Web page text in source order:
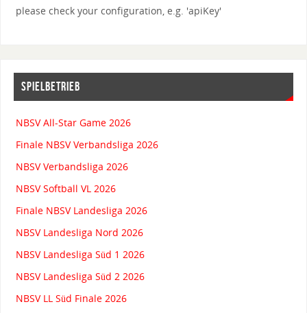
please check your configuration, e.g. 'apiKey'
SPIELBETRIEB
NBSV All-Star Game 2026
Finale NBSV Verbandsliga 2026
NBSV Verbandsliga 2026
NBSV Softball VL 2026
Finale NBSV Landesliga 2026
NBSV Landesliga Nord 2026
NBSV Landesliga Süd 1 2026
NBSV Landesliga Süd 2 2026
NBSV LL Süd Finale 2026